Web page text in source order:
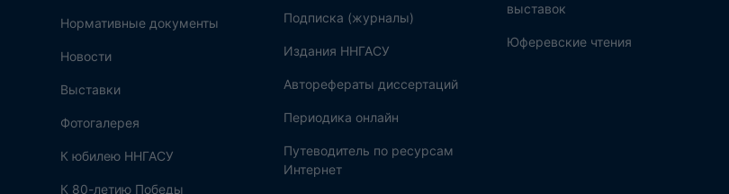
Нормативные документы
Новости
Выставки
Фотогалерея
К юбилею ННГАСУ
К 80-летию Победы
Подписка (журналы)
Издания ННГАСУ
Авторефераты диссертаций
Периодика онлайн
Путеводитель по ресурсам
Интернет
выставок
Юферевские чтения